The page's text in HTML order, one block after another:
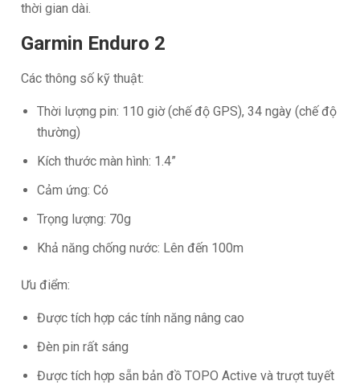
thời gian dài.
Garmin Enduro 2
Các thông số kỹ thuật:
Thời lượng pin: 110 giờ (chế độ GPS), 34 ngày (chế độ
thường)
Kích thước màn hình: 1.4”
Cảm ứng: Có
Trọng lượng: 70g
Khả năng chống nước: Lên đến 100m
Ưu điểm:
Được tích hợp các tính năng nâng cao
Đèn pin rất sáng
Được tích hợp sẵn bản đồ TOPO Active và trượt tuyết